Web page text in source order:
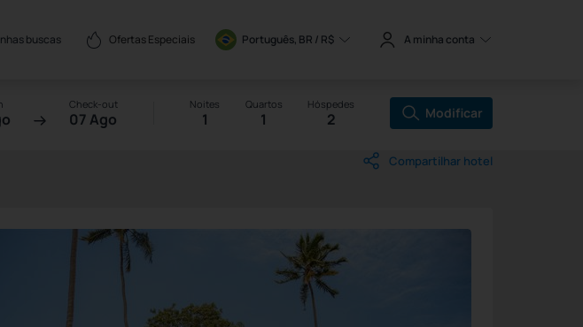
buscas Ofertas Especiais Português, BR / R$ A minha conta
Check-out
07 Ago
Noites
1
Quartos
1
Hóspedes
2 Modificar
Compartilhar hotel